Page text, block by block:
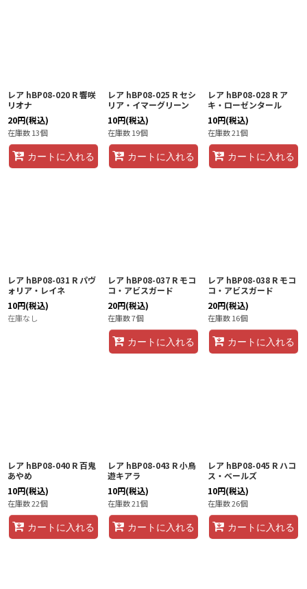
レア hBP08-020 R 響咲
リオナ
20円(税込)
在庫数 13個
カートに入れる
レア hBP08-025 R セシ
リア・イマーグリーン
10円(税込)
在庫数 19個
カートに入れる
レア hBP08-028 R ア
キ・ローゼンタール
10円(税込)
在庫数 21個
カートに入れる
レア hBP08-031 R パヴ
ォリア・レイネ
10円(税込)
在庫なし
レア hBP08-037 R モコ
コ・アビスガード
20円(税込)
在庫数 7個
カートに入れる
レア hBP08-038 R モコ
コ・アビスガード
20円(税込)
在庫数 16個
カートに入れる
レア hBP08-040 R 百鬼
あやめ
10円(税込)
在庫数 22個
カートに入れる
レア hBP08-043 R 小鳥
遊キアラ
10円(税込)
在庫数 21個
カートに入れる
レア hBP08-045 R ハコ
ス・ベールズ
10円(税込)
在庫数 26個
カートに入れる